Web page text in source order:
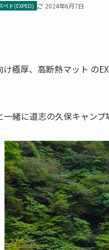
ペド(EXPED) 2024年6月7日
け極厚、高断熱マット の
一緒に道志の久保キャンプ